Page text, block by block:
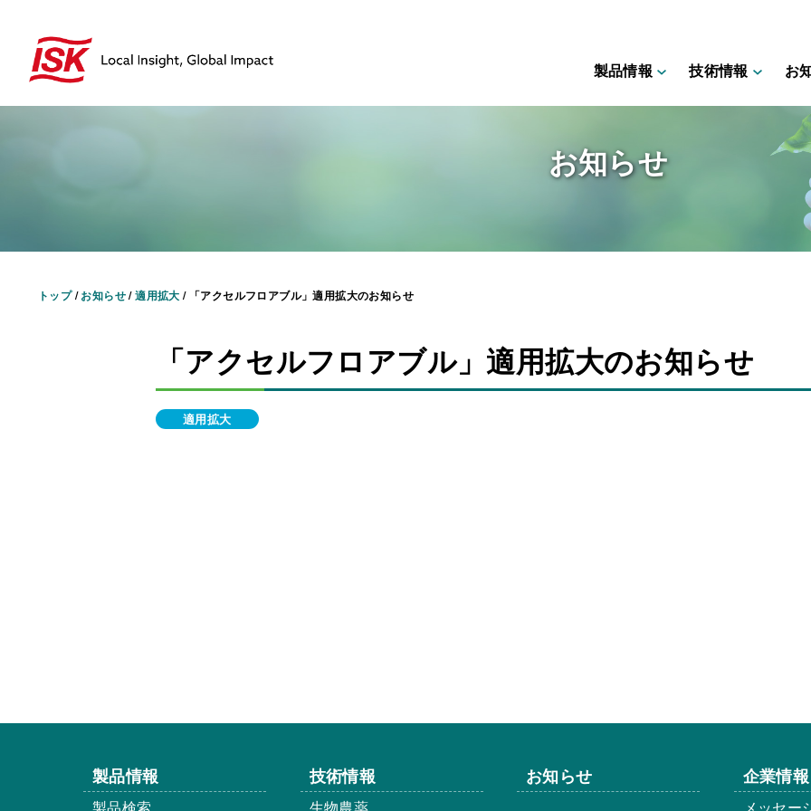
製品情報 技術情報 お
お知らせ
トップ/お知らせ/適用拡大 / 「アクセルフロアブル」適用拡大のお知らせ
「アクセルフロアブル」適用拡大のお知らせ
適用拡大
製品情報 技術情報 お知らせ 企業情報